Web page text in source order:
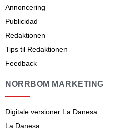
Annoncering
Publicidad
Redaktionen
Tips til Redaktionen
Feedback
NORRBOM MARKETING
Digitale versioner La Danesa
La Danesa